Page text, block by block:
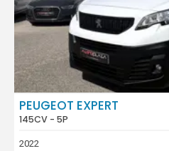
PEUGEOT EXPERT
145CV - 5P
2022